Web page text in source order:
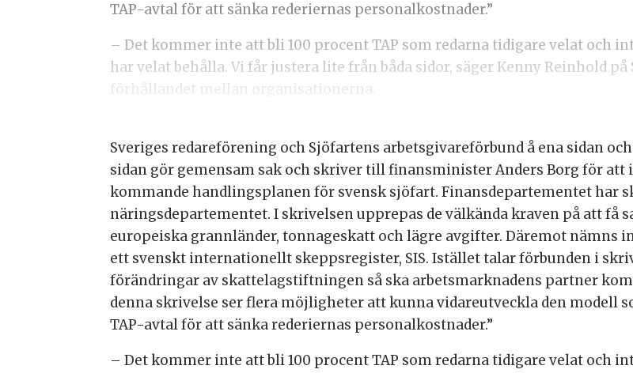
TAP-avtal för att sänka rederiernas personalkostnader.”
– Det kommer inte att bli 100 procent TAP som redarna tidigare velat och
har velat behålla. Vi får justera lite från båda sidor, säger Kenny Reinhold på
förhållandet mellan organisationerna.
Sveriges redareförening och Sjöfartens arbetsgivareförbund å ena sidan
sidan gör gemensam sak och skriver till finansminister Anders Borg för
kommande handlingsplanen för svensk sjöfart. Finansdepartementet har
näringsdepartementet. I skrivelsen upprepas de välkända kraven på att få
europeiska grannländer, tonnageskatt och lägre avgifter. Däremot nämns
ett svenskt internationellt skeppsregister, SIS. Istället talar förbunden i
förändringar av skattelagstiftningen så ska arbetsmarknadens partner
denna skrivelse ser flera möjligheter att kunna vidareutveckla den modell
TAP-avtal för att sänka rederiernas personalkostnader.”
– Det kommer inte att bli 100 procent TAP som redarna tidigare velat och